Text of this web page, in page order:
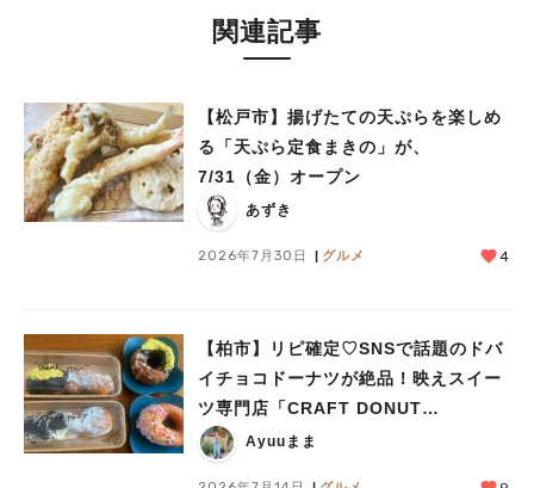
関連記事
【松戸市】揚げたての天ぷらを楽しめ
る「天ぷら定食まきの」が、
7/31（金）オープン
あずき
2026年7月30日 グルメ 4
【柏市】リピ確定♡SNSで話題のドバ
イチョコドーナツが絶品！映えスイー
ツ専門店「CRAFT DONUT
WORKS」がオープン
Ayuuまま